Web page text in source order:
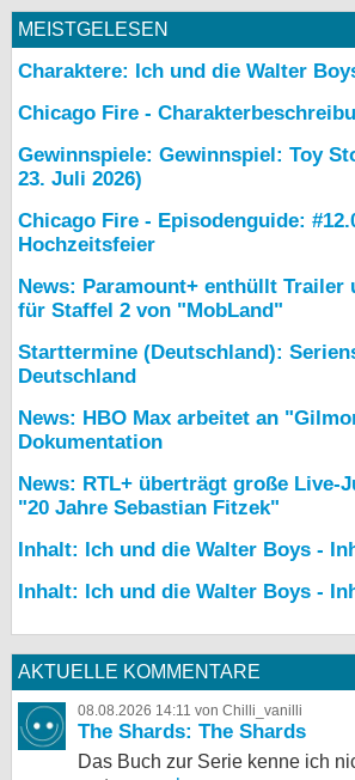
MEISTGELESEN
Charaktere: Ich und die Walter
Chicago Fire -
Gewinnspiele: Gewinnspiel: Toy
23. Juli 2026)
Chicago Fire - Episodenguide:
Hochzeitsfeier
News: Paramount+ enthüllt Trailer
für Staffel 2 von "MobLand"
Starttermine (Deutschland):
Deutschland
News: HBO Max arbeitet an
Dokumentation
News: RTL+ überträgt große Live-
"20 Jahre Sebastian Fitzek"
Inhalt: Ich und die Walter Boys -
Inhalt: Ich und die Walter Boys -
AKTUELLE KOMMENTARE
08.08.2026 14:11 von Chilli_vanilli
The Shards: The Shards
Das Buch zur Serie kenne ich